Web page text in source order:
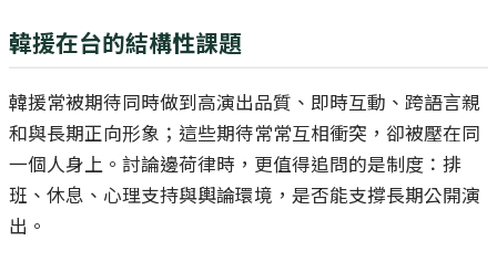
韓援在台的結構性課題
韓援常被期待同時做到高演出品質、即時互動、跨語言親
和與長期正向形象；這些期待常常互相衝突，卻被壓在同
一個人身上。討論邊荷律時，更值得追問的是制度：排
班、休息、心理支持與輿論環境，是否能支撐長期公開演
出。